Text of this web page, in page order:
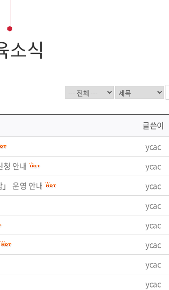
소식
글쓴이
ycac
안내 ycac
운영 안내 ycac
ycac
ycac
ycac
ycac
ycac